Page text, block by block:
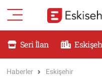
Seri İlan
Haberler Eskişehir
RESMİ İLANLAR
Eskişehir Nöbetçi